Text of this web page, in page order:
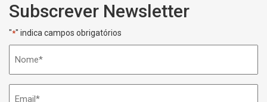
Subscrever Newsletter
"*" indica campos obrigatórios